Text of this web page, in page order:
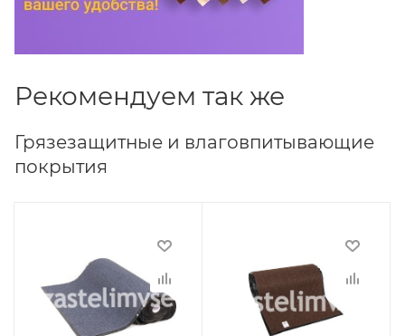
Рекомендуем так же
Грязезащитные и влаговпитывающие
покрытия